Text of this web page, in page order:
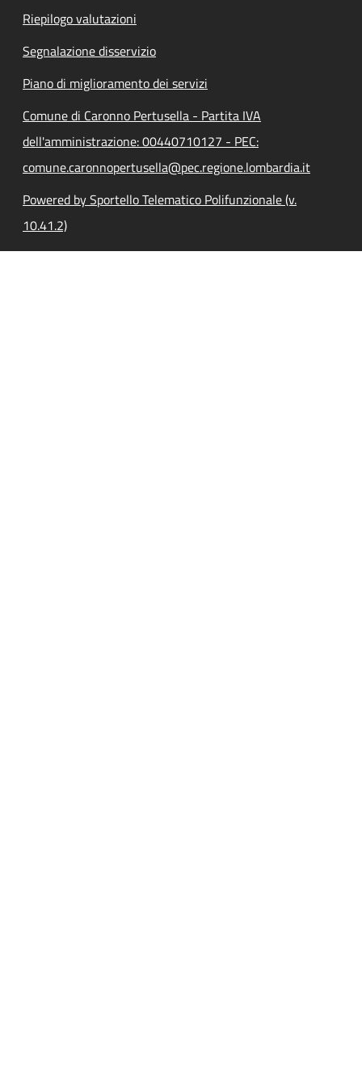
Riepilogo valutazioni
Segnalazione disservizio
Piano di miglioramento dei servizi
Comune di Caronno Pertusella - Partita IVA
dell'amministrazione: 00440710127 - PEC:
comune.caronnopertusella@pec.regione.lombardia.it
Powered by Sportello Telematico Polifunzionale (v.
10.41.2)